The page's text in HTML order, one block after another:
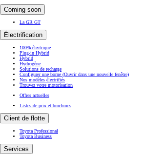
Coming soon
La GR GT
Électrification
100% électrique
Plug-in Hybrid
Hybrid
Hydrogène
Solutions de recharge
Configurer une borne (Ouvrir dans une nouvelle fenêtre)
Nos modèles électrifiés
Trouvez votre motorisation
Offres actuelles
Listes de prix et brochures
Client de flotte
Toyota Professional
Toyota Business
Services